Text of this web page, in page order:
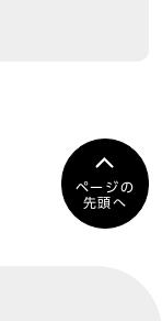
ページの
先頭へ